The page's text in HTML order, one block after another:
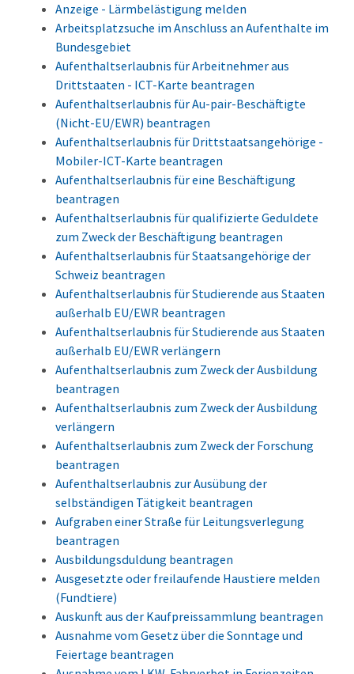
Anzeige - Lärmbelästigung melden
Arbeitsplatzsuche im Anschluss an Aufenthalte im
Bundesgebiet
Aufenthaltserlaubnis für Arbeitnehmer aus
Drittstaaten - ICT-Karte beantragen
Aufenthaltserlaubnis für Au-pair-Beschäftigte
(Nicht-EU/EWR) beantragen
Aufenthaltserlaubnis für Drittstaatsangehörige -
Mobiler-ICT-Karte beantragen
Aufenthaltserlaubnis für eine Beschäftigung
beantragen
Aufenthaltserlaubnis für qualifizierte Geduldete
zum Zweck der Beschäftigung beantragen
Aufenthaltserlaubnis für Staatsangehörige der
Schweiz beantragen
Aufenthaltserlaubnis für Studierende aus Staaten
außerhalb EU/EWR beantragen
Aufenthaltserlaubnis für Studierende aus Staaten
außerhalb EU/EWR verlängern
Aufenthaltserlaubnis zum Zweck der Ausbildung
beantragen
Aufenthaltserlaubnis zum Zweck der Ausbildung
verlängern
Aufenthaltserlaubnis zum Zweck der Forschung
beantragen
Aufenthaltserlaubnis zur Ausübung der
selbständigen Tätigkeit beantragen
Aufgraben einer Straße für Leitungsverlegung
beantragen
Ausbildungsduldung beantragen
Ausgesetzte oder freilaufende Haustiere melden
(Fundtiere)
Auskunft aus der Kaufpreissammlung beantragen
Ausnahme vom Gesetz über die Sonntage und
Feiertage beantragen